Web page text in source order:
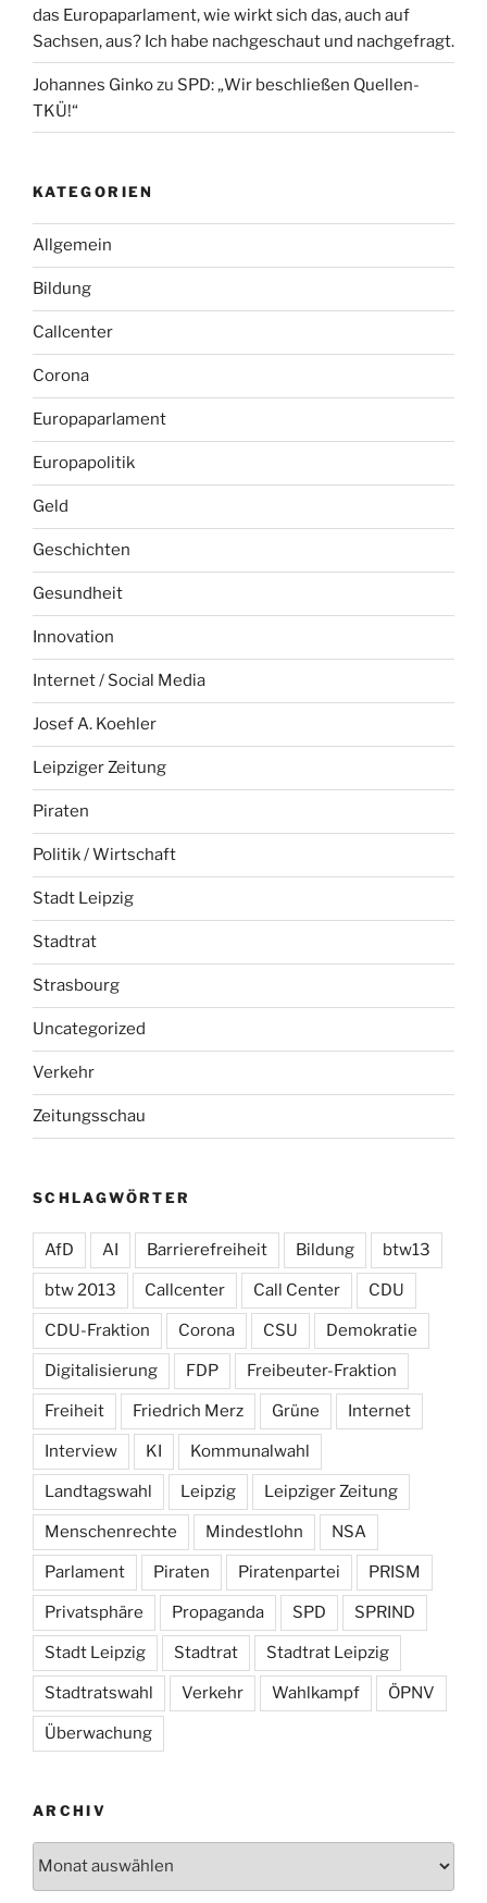
das Europaparlament, wie wirkt sich das, auch auf
Sachsen, aus? Ich habe nachgeschaut und nachgefragt.
Johannes Ginkozu SPD: „Wir beschließen Quellen-
TKÜ!“
KATEGORIEN
Allgemein
Bildung
Callcenter
Corona
Europaparlament
Europapolitik
Geld
Geschichten
Gesundheit
Innovation
Internet / Social Media
Josef A. Koehler
Leipziger Zeitung
Piraten
Politik / Wirtschaft
Stadt Leipzig
Stadtrat
Strasbourg
Uncategorized
Verkehr
Zeitungsschau
SCHLAGWÖRTER
AfD AI Barrierefreiheit Bildung btw13
btw 2013 Callcenter Call Center CDU
CDU-Fraktion Corona CSU Demokratie
Digitalisierung FDP Freibeuter-Fraktion
Freiheit Friedrich Merz Grüne Internet
Interview KI Kommunalwahl
Landtagswahl Leipzig Leipziger Zeitung
Menschenrechte Mindestlohn NSA
Parlament Piraten Piratenpartei PRISM
Privatsphäre Propaganda SPD SPRIND
Stadt Leipzig Stadtrat Stadtrat Leipzig
Stadtratswahl Verkehr Wahlkampf ÖPNV
Überwachung
ARCHIV